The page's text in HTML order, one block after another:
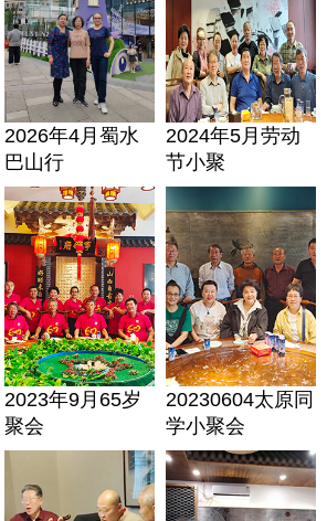
2026年4月蜀水
巴山行
2024年5月劳动
节小聚
2023年9月65岁
聚会
20230604太原同
学小聚会